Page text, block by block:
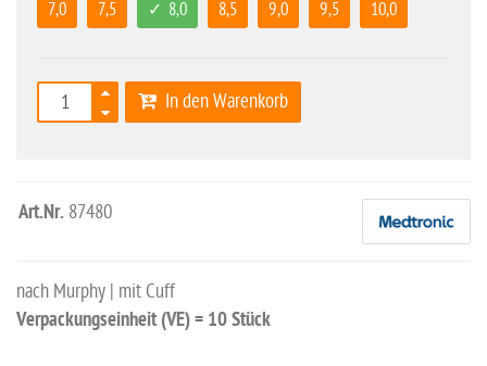
7,0 7,5 8,0 8,5 9,0 9,5 10,0
In den Warenkorb
Art.Nr. 87480
nach Murphy | mit Cuff
Verpackungseinheit (VE) = 10 Stück